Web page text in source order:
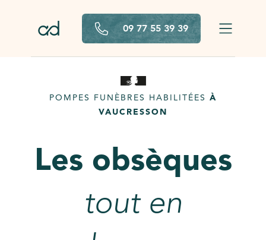
09 77 55 39 39
POMPES FUNÈBRES HABILITÉES À
VAUCRESSON
Les obsèques
tout en